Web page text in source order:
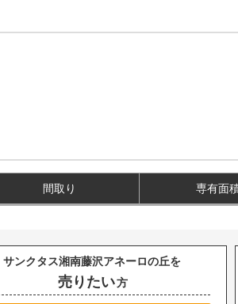
間取り 専有面
サンクタス湘南藤沢アネーロの丘を
売りたい方